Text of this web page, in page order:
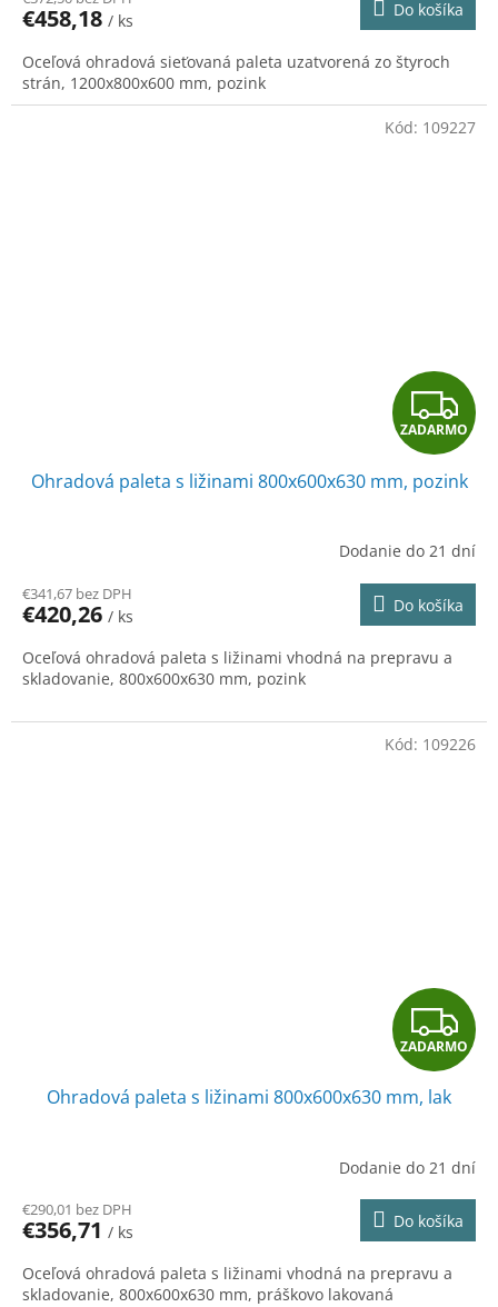
M
€458,18 / ks
Do košíka
Oceľová ohradová sieťovaná paleta uzatvorená zo štyroch
strán, 1200x800x600 mm, pozink
Z
A
D
A
R
M
ZADARMO
Ohradová paleta s ližinami 800x600x630 mm, pozink
Dodanie do 21 dní
€341,67 bez DPH
€420,26 / ks
Do košíka
Oceľová ohradová paleta s ližinami vhodná na prepravu a
skladovanie, 800x600x630 mm, pozink
Kód: 109227
Z
A
A
R
M
ZADARMO
Ohradová paleta s ližinami 800x600x630 mm, lak
Dodanie do 21 dní
€290,01 bez DPH
€356,71 / ks
Do košíka
Oceľová ohradová paleta s ližinami vhodná na prepravu a
skladovanie, 800x600x630 mm, práškovo lakovaná
Kód: 109226